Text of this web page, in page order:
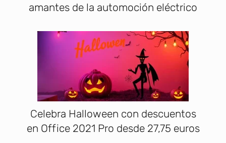
amantes de la automoción eléctrico
Celebra Halloween con descuentos
en Office 2021 Pro desde 27,75 euros